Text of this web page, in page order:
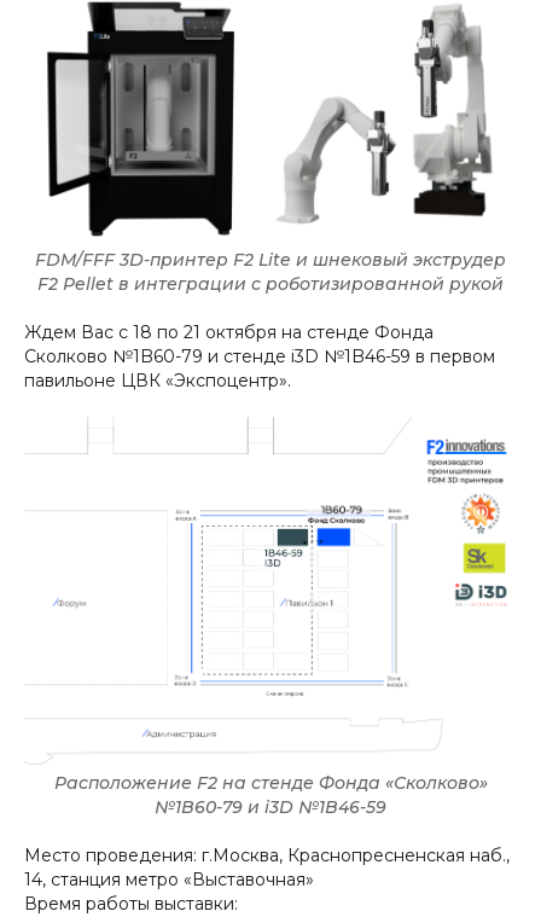
FDM/FFF 3D-принтер F2 Lite и шнековый экструдер
F2 Pellet в интеграции с роботизированной рукой
Ждем Вас с 18 по 21 октября на стенде Фонда
Сколково №1B60-79 и стенде i3D №1B46-59 в первом
павильоне ЦВК «Экспоцентр».
Расположение F2 на стенде Фонда «Сколково»
№1B60-79 и i3D №1В46-59
Место проведения: г.Москва, Краснопресненская наб.,
14, станция метро «Выставочная»
Время работы выставки: